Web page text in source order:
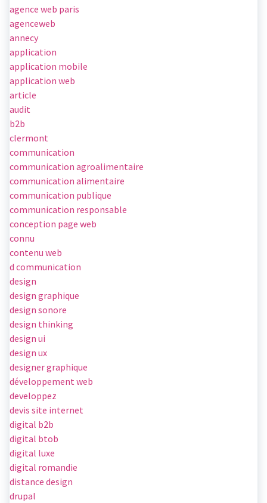
agence web paris
agenceweb
annecy
application
application mobile
application web
article
audit
b2b
clermont
communication
communication agroalimentaire
communication alimentaire
communication publique
communication responsable
conception page web
connu
contenu web
d communication
design
design graphique
design sonore
design thinking
design ui
design ux
designer graphique
développement web
developpez
devis site internet
digital b2b
digital btob
digital luxe
digital romandie
distance design
drupal